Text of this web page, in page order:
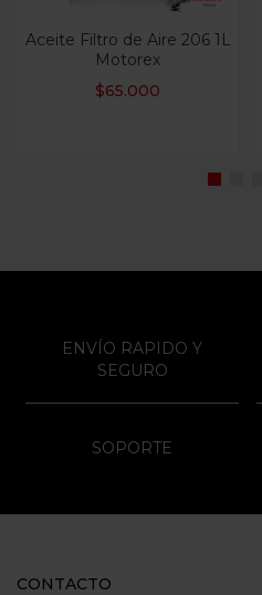
Aceite Filtro de Aire 206 1L
Motorex
$65.000
ENVÍO RAPIDO Y
SEGURO
SOPORTE
CONTACTO